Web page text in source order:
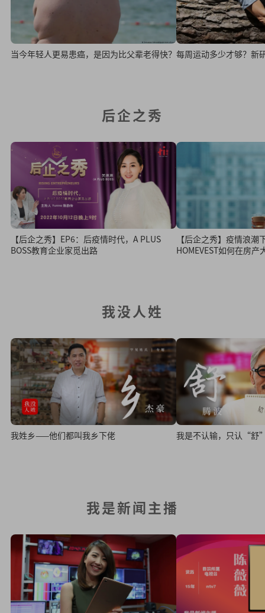
当今年轻人更易患癌，是因为比父辈老得快？ 每周运动多少才够？
后企之秀
【后企之秀】EP6：后疫情时代，A PLUS
BOSS教育企业家觅出路
【后企之秀】疫情浪潮
HOMEVEST如何在房
我没人姓
我姓乡——他们都叫我乡下佬 我是不认输，只认“舒
我是新闻主播